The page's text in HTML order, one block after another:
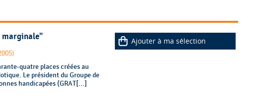
marginale"
quatre places créées au
Le président du Groupe de
handicapées (GRAT[...]
Ajouter à ma sélection